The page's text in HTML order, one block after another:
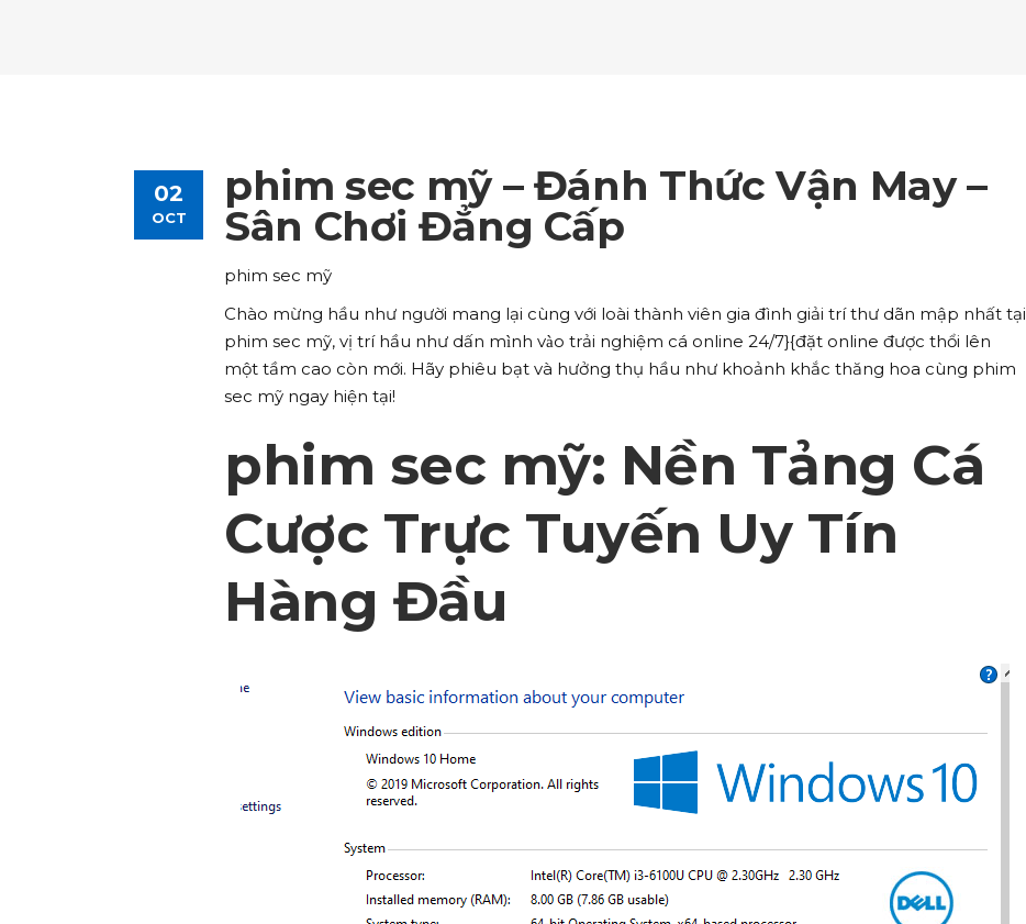
Team List Separators Video Button
Advanced Link Section
Team List
Google Maps
Image Gallery
Separators
Testimonials
Video Button
02
OCT
phim sec mỹ – Đánh Thức Vận May –
Sân Chơi Đẳng Cấp
phim sec mỹ
Chào mừng hầu như người mang lại cùng với loài thành viên gia đình giải trí thư dãn mập nhất tại
phim sec mỹ, vị trí hầu như dấn mình vào trải nghiệm cá online 24/7}{đặt online được thổi lên
một tầm cao còn mới. Hãy phiêu bạt và hưởng thụ hầu như khoảnh khắc thăng hoa cùng phim
sec mỹ ngay hiện tại!
phim sec mỹ: Nền Tảng Cá
Cược Trực Tuyến Uy Tín
Hàng Đầu